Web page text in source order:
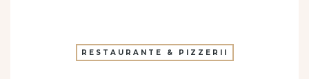
RESTAURANTE & PIZZERII